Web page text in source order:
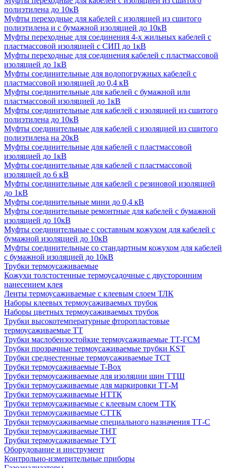
полиэтилена до 10кВ
Муфты переходные для кабелей с изоляцией из сшитого
полиэтилена и с бумажной изоляцией до 10кВ
Муфты переходные для соединения 4-х жильных кабелей с
пластмассовой изоляцией с СИП до 1кВ
Муфты переходные для соединения кабелей с пластмассовой
изоляцией до 1кВ
Муфты соединительные для водопогружных кабелей с
пластмассовой изоляцией до 0,4 кВ
Муфты соединительные для кабелей с бумажной или
пластмассовой изоляцией до 1кВ
Муфты соединительные для кабелей с изоляцией из сшитого
полиэтилена до 10кВ
Муфты соединительные для кабелей с изоляцией из сшитого
полиэтилена на 20кВ
Муфты соединительные для кабелей с пластмассовой
изоляцией до 1кВ
Муфты соединительные для кабелей с пластмассовой
изоляцией до 6 кВ
Муфты соединительные для кабелей с резиновой изоляцией
до 1кВ
Муфты соединительные мини до 0,4 кВ
Муфты соединительные ремонтные для кабелей с бумажной
изоляцией до 10кВ
Муфты соединительные с составным кожухом для кабелей с
бумажной изоляцией до 10кВ
Муфты соединительные со стандартным кожухом для кабелей
с бумажной изоляцией до 10кВ
Трубки термоусаживаемые
Кожухи толстостенные термоусадочные с двусторонним
нанесением клея
Ленты термоусаживаемые с клеевым слоем ТЛК
Наборы клеевых термоусаживаемых трубок
Наборы цветных термоусаживаемых трубок
Трубки высокотемпературные фторопластовые
термоусаживаемые ТТ
Трубки маслобензостойкие термоусаживаемые ТТ-ГСМ
Трубки прозрачные термоусаживаемые трубки KST
Трубки среднестенные термоусаживаемые ТСТ
Трубки термоусаживаемые T-Box
Трубки термоусаживаемые для изоляции шин ТТШ
Трубки термоусаживаемые для маркировки ТТ-М
Трубки термоусаживаемые НTТК
Трубки термоусаживаемые с клеевым слоем TТК
Трубки термоусаживаемые СTТК
Трубки термоусаживаемые специального назначения ТТ-С
Трубки термоусаживаемые ТНТ
Трубки термоусаживаемые ТУТ
Оборудование и инструмент
Контрольно-измерительные приборы